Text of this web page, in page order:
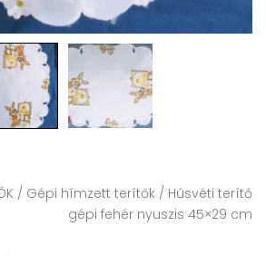
/ Gépi hímzett terítők / Húsvéti terítő
gépi fehér nyuszis 45×29 cm